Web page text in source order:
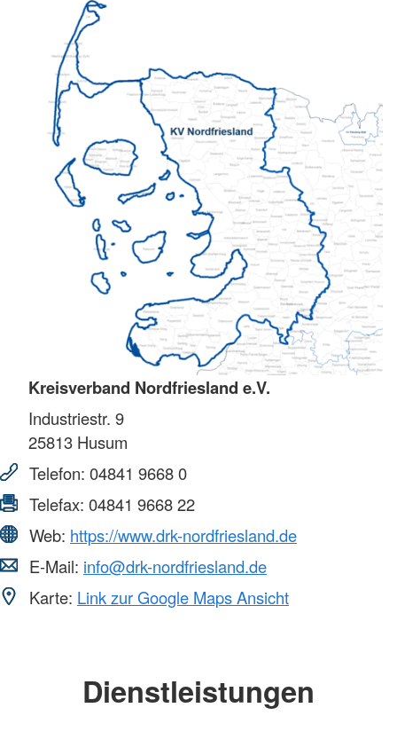
Kreisverband Nordfriesland e.V.
Industriestr. 9
25813 Husum
Telefon: 04841 9668 0
Telefax: 04841 9668 22
Web: https://www.drk-nordfriesland.de
E-Mail: info@drk-nordfriesland.de
Karte: Link zur Google Maps Ansicht
Dienstleistungen